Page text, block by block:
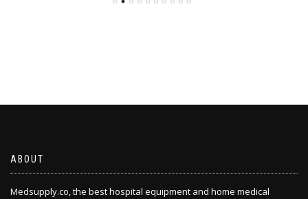
ABOUT
Medsupply.co, the best hospital equipment and home medical